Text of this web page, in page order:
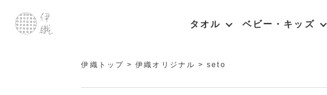
タオル ベビー・キッズ
伊織トップ 伊織オリジナル seto